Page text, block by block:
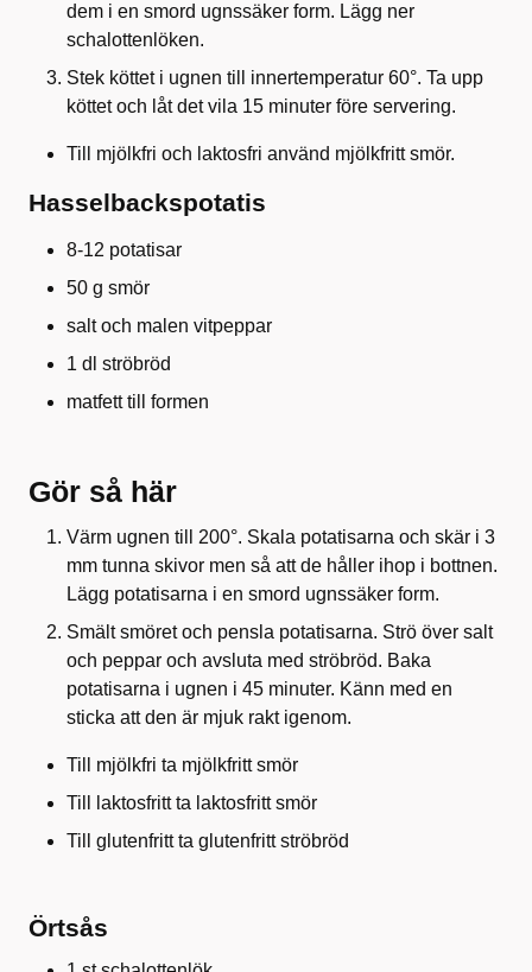
dem i en smord ugnssäker form. Lägg ner
schalottenlöken.
Stek köttet i ugnen till innertemperatur 60°. Ta upp
köttet och låt det vila 15 minuter före servering.
Till mjölkfri och laktosfri använd mjölkfritt smör.
Hasselbackspotatis
8-12 potatisar
50 g smör
salt och malen vitpeppar
1 dl ströbröd
matfett till formen
Gör så här
Värm ugnen till 200°. Skala potatisarna och skär i 3
mm tunna skivor men så att de håller ihop i bottnen.
Lägg potatisarna i en smord ugnssäker form.
Smält smöret och pensla potatisarna. Strö över salt
och peppar och avsluta med ströbröd. Baka
potatisarna i ugnen i 45 minuter. Känn med en
sticka att den är mjuk rakt igenom.
Till mjölkfri ta mjölkfritt smör
Till laktosfritt ta laktosfritt smör
Till glutenfritt ta glutenfritt ströbröd
Örtsås